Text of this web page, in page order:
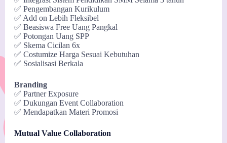
✅ Pengembangan Kurikulum
✅ Add on Lebih Fleksibel
✅ Beasiswa Free Uang Pangkal
✅ Potongan Uang SPP
✅ Skema Cicilan 6x
✅ Costumize Harga Sesuai Kebutuhan
✅ Sosialisasi Berkala
Branding
✅ Partner Exposure
✅ Dukungan Event Collaboration
✅ Mendapatkan Materi Promosi
Mutual Value Collaboration